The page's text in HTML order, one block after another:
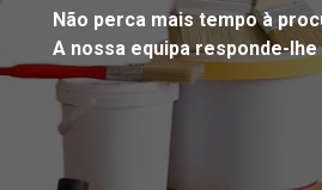
Não perca mais tempo à
A nossa equipa responde-